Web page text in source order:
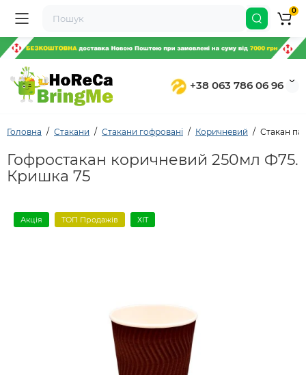
+38 063 786 06 96
0
Головна Стакани Стакани гофровані Коричневий Стакан
Гофростакан коричневий 250мл Ф75.
Кришка 75
Акція ТОП Продажів ХІТ